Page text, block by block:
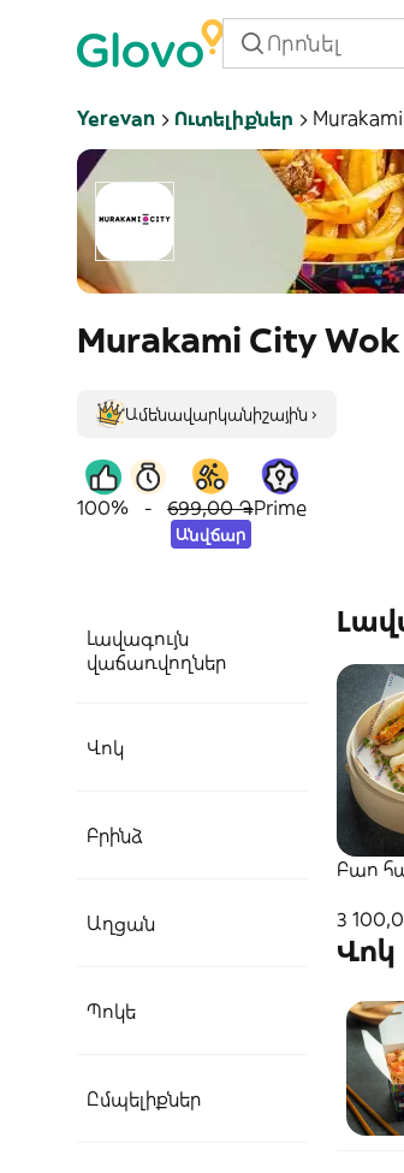
Yerevan Ուտելիքներ
Murakami City Wok
Ամենավարկանիշային ›
100% - 699,00 ֏
Անվճար
Prime
Լավագույն
վաճառվողներ
Վոկ
Բրինձ
Աղցան
Պոկե
Ըմպելիքներ
Բաո
3
Վոկ